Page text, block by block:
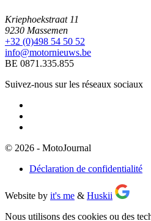
Kriephoekstraat 11
9230 Massemen
+32 (0)498 54 50 52
info@motornieuws.be
BE 0871.335.855
Suivez-nous sur les réseaux sociaux
© 2026 - MotoJournal
Déclaration de confidentialité
Website by it's me & Huskii
Nous utilisons des cookies ou des